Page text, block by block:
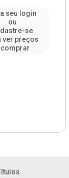
seu login
ou
se
ver preços
comprar